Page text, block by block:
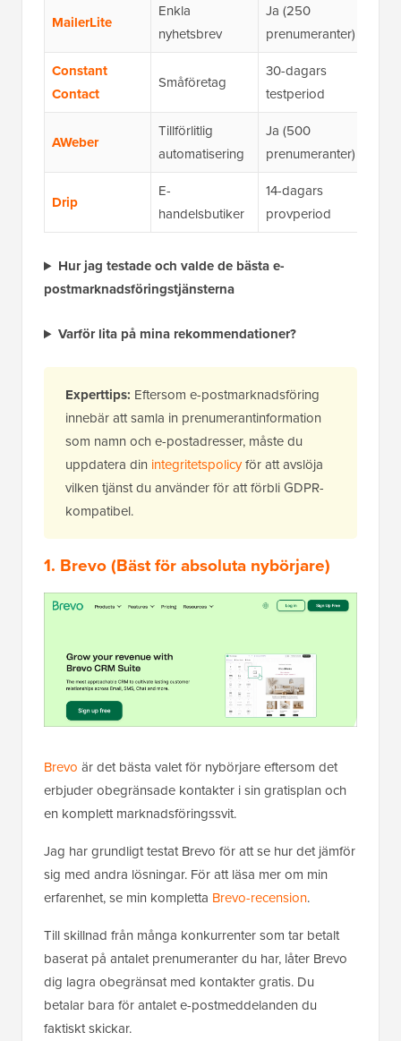
MailerLite
Enkla
nyhetsbrev
Ja (250
prenumeranter)
Constant
Contact
Småföretag
30-dagars
testperiod
AWeber
Tillförlitlig
automatisering
Ja (500
prenumeranter)
Drip
E-
handelsbutiker
14-dagars
provperiod
Hur jag testade och valde de bästa e-
postmarknadsföringstjänsterna
Varför lita på mina rekommendationer?
Experttips: Eftersom e-postmarknadsföring
innebär att samla in prenumerantinformation
som namn och e-postadresser, måste du
uppdatera din integritetspolicyför att avslöja
vilken tjänst du använder för att förbli GDPR-
kompatibel.
1. Brevo(Bäst för absoluta nybörjare)
Brevo är det bästa valet för nybörjare eftersom det
erbjuder obegränsade kontakter i sin gratisplan och
en komplett marknadsföringssvit.
Jag har grundligt testat Brevo för att se hur det jämför
sig med andra lösningar. För att läsa mer om min
erfarenhet, se min kompletta Brevo-recension.
Till skillnad från många konkurrenter som tar betalt
baserat på antalet prenumeranter du har, låter Brevo
dig lagra obegränsat med kontakter gratis. Du
betalar bara för antalet e-postmeddelanden du
faktiskt skickar.